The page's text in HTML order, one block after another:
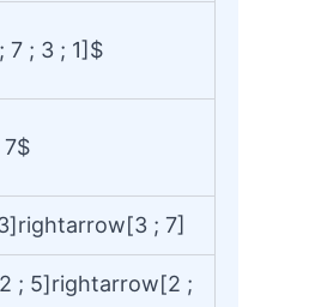
7 ; 3 ; 1]$
; 7]
; 5]rightarrow[2 ;